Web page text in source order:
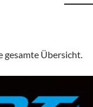
gesamte Übersicht.